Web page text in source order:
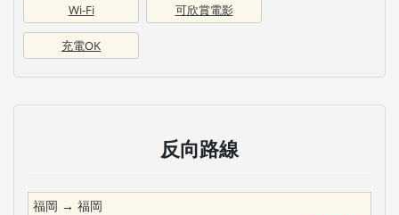
Wi-Fi 可欣賞電影
充電OK
反向路線
福岡 → 福岡